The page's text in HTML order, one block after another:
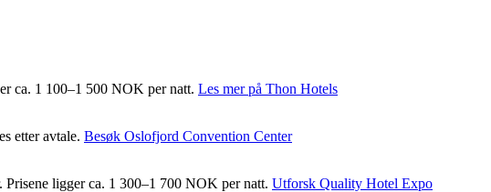
ca. 1 100–1 500 NOK per natt. Les mer på Thon Hotels
etter avtale. Besøk Oslofjord Convention Center
Prisene ligger ca. 1 300–1 700 NOK per natt. Utforsk Quality Hotel Expo